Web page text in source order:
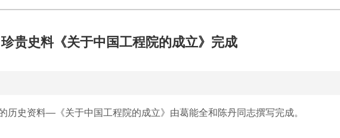
珍贵史料《关于中国工程院的成立》完成
史资料—《关于中国工程院的成立》由葛能全和陈丹同志撰写完成。